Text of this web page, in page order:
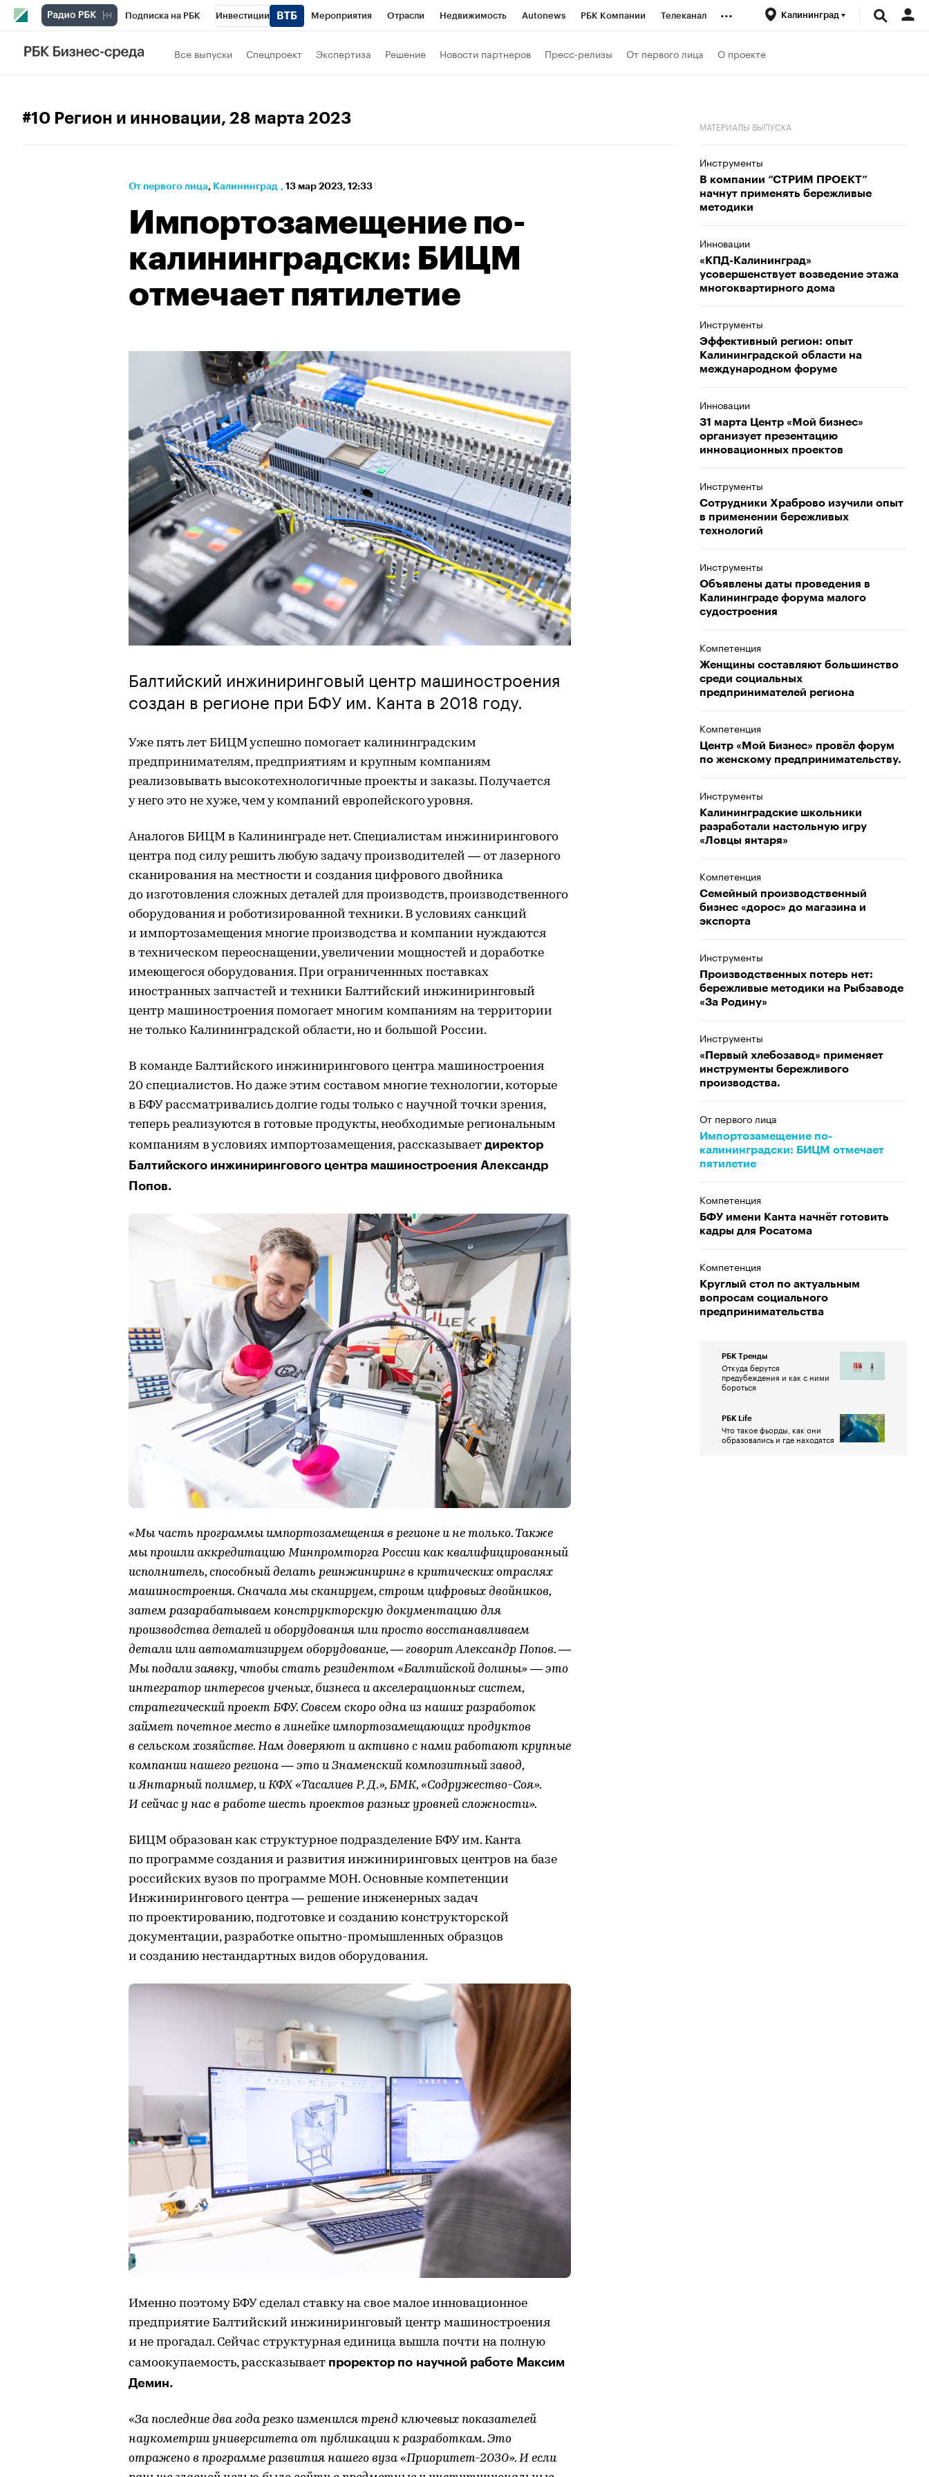
Подписка на РБК Инвестиции Мероприятия Отрасли Недвижимость Autonews РБК Компании Телеканал
РБК Вино
... Калининград
Все выпуски Спецпроект Экспертиза Решение Новости партнеров Пресс-релизы От первого лица О проекте
#10 Регион и инновации, 28 марта 2023
От первого лица⁠, Калининград , 13 мар 2023, 12:33
Импортозамещение по-
калининградски: БИЦМ
отмечает пятилетие
Балтийский инжиниринговый центр машиностроения
создан в регионе при БФУ им. Канта в 2018 году.
Уже пять лет БИЦМ успешно помогает калининградским
предпринимателям, предприятиям и крупным компаниям
реализовывать высокотехнологичные проекты и заказы. Получается
у него это не хуже, чем у компаний европейского уровня.
Аналогов БИЦМ в Калининграде нет. Специалистам инжинирингового
центра под силу решить любую задачу производителей — от лазерного
сканирования на местности и создания цифрового двойника
до изготовления сложных деталей для производств, производственного
оборудования и роботизированной техники. В условиях санкций
и импортозамещения многие производства и компании нуждаются
в техническом переоснащении, увеличении мощностей и доработке
имеющегося оборудования. При ограниченнных поставках
иностранных запчастей и техники Балтийский инжиниринговый
центр машиностроения помогает многим компаниям на территории
не только Калининградской области, но и большой России.
В команде Балтийского инжинирингового центра машиностроения
20 специалистов. Но даже этим составом многие технологии, которые
в БФУ рассматривались долгие годы только с научной точки зрения,
теперь реализуются в готовые продукты, необходимые региональным
компаниям в условиях импортозамещения, рассказывает директор
Балтийского инжинирингового центра машиностроения Александр
Попов.
«Мы часть программы импортозамещения в регионе и не только. Также
мы прошли аккредитацию Минпромторга России как квалифицированный
исполнитель, способный делать реинжиниринг в критических отраслях
машиностроения. Сначала мы сканируем, строим цифровых двойников,
затем разарабатываем конструкторскую документацию для
производства деталей и оборудования или просто восстанавливаем
детали или автоматизируем оборудование, — говорит Александр Попов. —
Мы подали заявку, чтобы стать резидентом «Балтийской долины» — это
интегратор интересов ученых, бизнеса и акселерационных систем,
стратегический проект БФУ. Совсем скоро одна из наших разработок
займет почетное место в линейке импортозамещающих продуктов
в сельском хозяйстве. Нам доверяют и активно с нами работают крупные
компании нашего региона — это и Знаменский композитный завод,
и Янтарный полимер, и КФХ «Тасалиев Р. Д.», БМК, «Содружество-Соя».
И сейчас у нас в работе шесть проектов разных уровней сложности».
БИЦМ образован как структурное подразделение БФУ им. Канта
по программе создания и развития инжиниринговых центров на базе
российских вузов по программе МОН. Основные компетенции
Инжинирингового центра — решение инженерных задач
по проектированию, подготовке и созданию конструкторской
документации, разработке опытно-промышленных образцов
и созданию нестандартных видов оборудования.
Именно поэтому БФУ сделал ставку на свое малое инновационное
предприятие Балтийский инжиниринговый центр машиностроения
и не прогадал. Сейчас структурная единица вышла почти на полную
самоокупаемость, рассказывает проректор по научной работе Максим
Демин.
«За последние два года резко изменился тренд ключевых показателей
наукометрии университета от публикации к разработкам. Это
отражено в программе развития нашего вуза «Приоритет-2030». И если
МАТЕРИАЛЫ ВЫПУСКА
Инструменты
В компании “СТРИМ ПРОЕКТ”
начнут применять бережливые
методики
Инновации
«КПД-Калининград»
усовершенствует возведение этажа
многоквартирного дома
Инструменты
Эффективный регион: опыт
Калининградской области на
международном форуме
Инновации
31 марта Центр «Мой бизнес»
организует презентацию
инновационных проектов
Инструменты
Сотрудники Храброво изучили опыт
в применении бережливых
технологий
Инструменты
Объявлены даты проведения в
Калининграде форума малого
судостроения
Компетенция
Женщины составляют большинство
среди социальных
предпринимателей региона
Компетенция
Центр «Мой Бизнес» провёл форум
по женскому предпринимательству.
Инструменты
Калининградские школьники
разработали настольную игру
«Ловцы янтаря»
Компетенция
Семейный производственный
бизнес «дорос» до магазина и
экспорта
Инструменты
Производственных потерь нет:
бережливые методики на Рыбзаводе
«За Родину»
Инструменты
«Первый хлебозавод» применяет
инструменты бережливого
производства.
От первого лица
Импортозамещение по-
калининградски: БИЦМ отмечает
пятилетие
Компетенция
БФУ имени Канта начнёт готовить
кадры для Росатома
Компетенция
Круглый стол по актуальным
вопросам социального
предпринимательства
РБК Тренды
Откуда берутся
предубеждения и как с ними
бороться
РБК Life
Что такое фьорды, как они
образовались и где находятся